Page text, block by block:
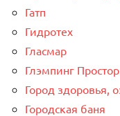
Гатп
Гидротех
Гласмар
Глэмпинг
Город здоровья,
Городская баня